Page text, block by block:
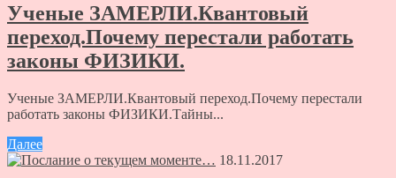
Ученые ЗАМЕРЛИ.Квантовый
переход.Почему перестали работать
законы ФИЗИКИ.
Ученые ЗАМЕРЛИ.Квантовый переход.Почему перестали
работать законы ФИЗИКИ.Тайны...
Далее
18.11.2017